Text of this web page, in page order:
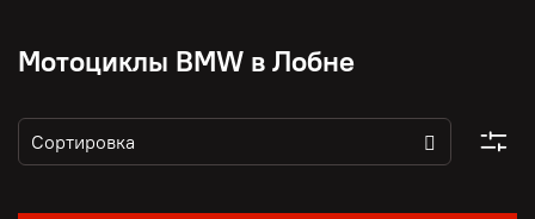
Мотоциклы BMW в Лобне